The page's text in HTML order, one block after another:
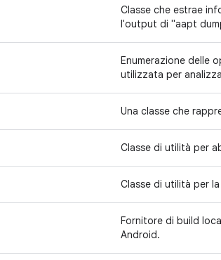
Classe che estrae
l'output di "aapt
Enumerazione delle
utilizzata per
Una classe che
Classe di utilità per
Classe di utilità per
Fornitore di build
Android.